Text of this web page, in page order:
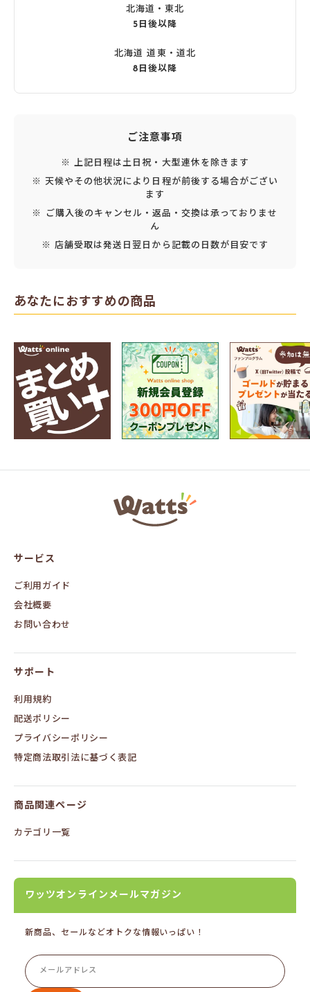
北海道・東北
5日後以降
北海道 道東・道北
8日後以降
ご注意事項
※ 上記日程は土日祝・大型連休を除きます
※ 天候やその他状況により日程が前後する場合がござい
ます
※ ご購入後のキャンセル・返品・交換は承っておりませ
ん
※ 店舗受取は発送日翌日から記載の日数が目安です
あなたにおすすめの商品
ワ
ッ
サービス
ご利用ガイド
会社概要
お問い合わせ
サポート
利用規約
配送ポリシー
プライバシーポリシー
特定商法取引法に基づく表記
商品関連ページ
カテゴリ一覧
ワッツオンラインメールマガジン
新商品、セールなどオトクな情報いっぱい！